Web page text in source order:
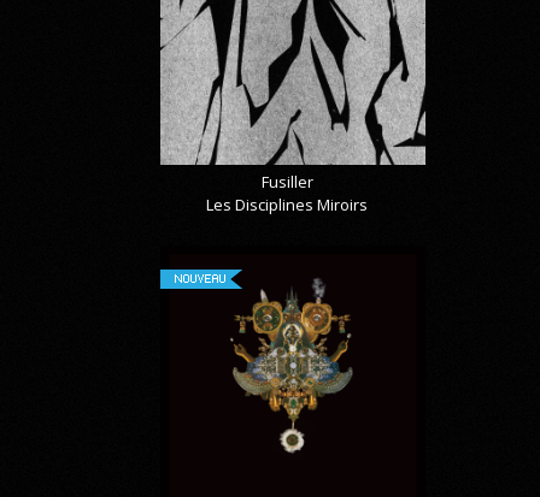
Fusiller
Les Disciplines Miroirs
NOUVEAU